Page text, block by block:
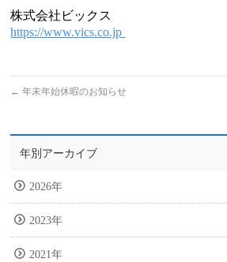
株式会社ビックス
https://www.vics.co.jp
← 年末年始休暇のお知らせ
年別アーカイブ
2026年
2023年
2021年